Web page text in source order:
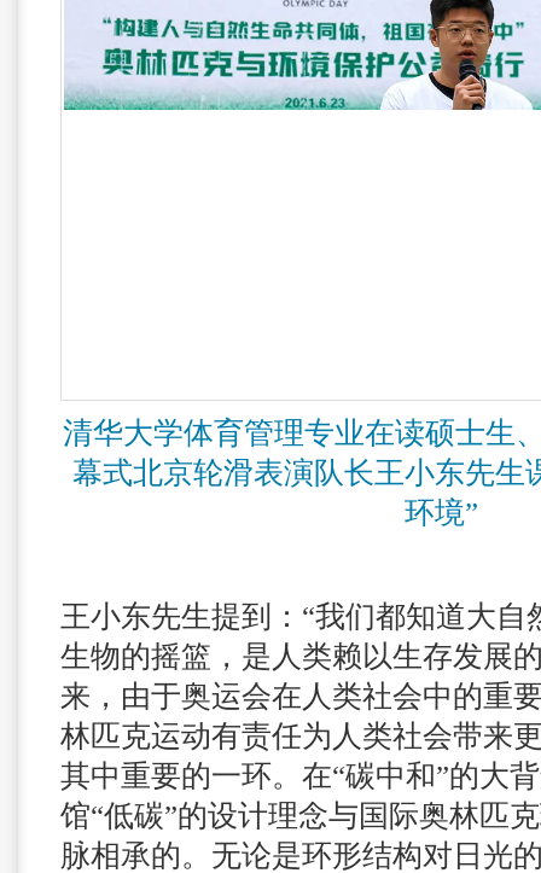
清华大学体育管理专业在读硕士生
幕式北京轮滑表演队长王小东先生
环境”
王小东先生提到：“我们都知道大自
生物的摇篮，是人类赖以生存发展
来，由于奥运会在人类社会中的重
林匹克运动有责任为人类社会带来
其中重要的一环。在“碳中和”的大
馆“低碳”的设计理念与国际奥林匹
脉相承的。无论是环形结构对日光